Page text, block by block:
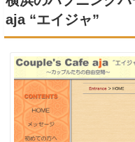
aja “エイジャ”